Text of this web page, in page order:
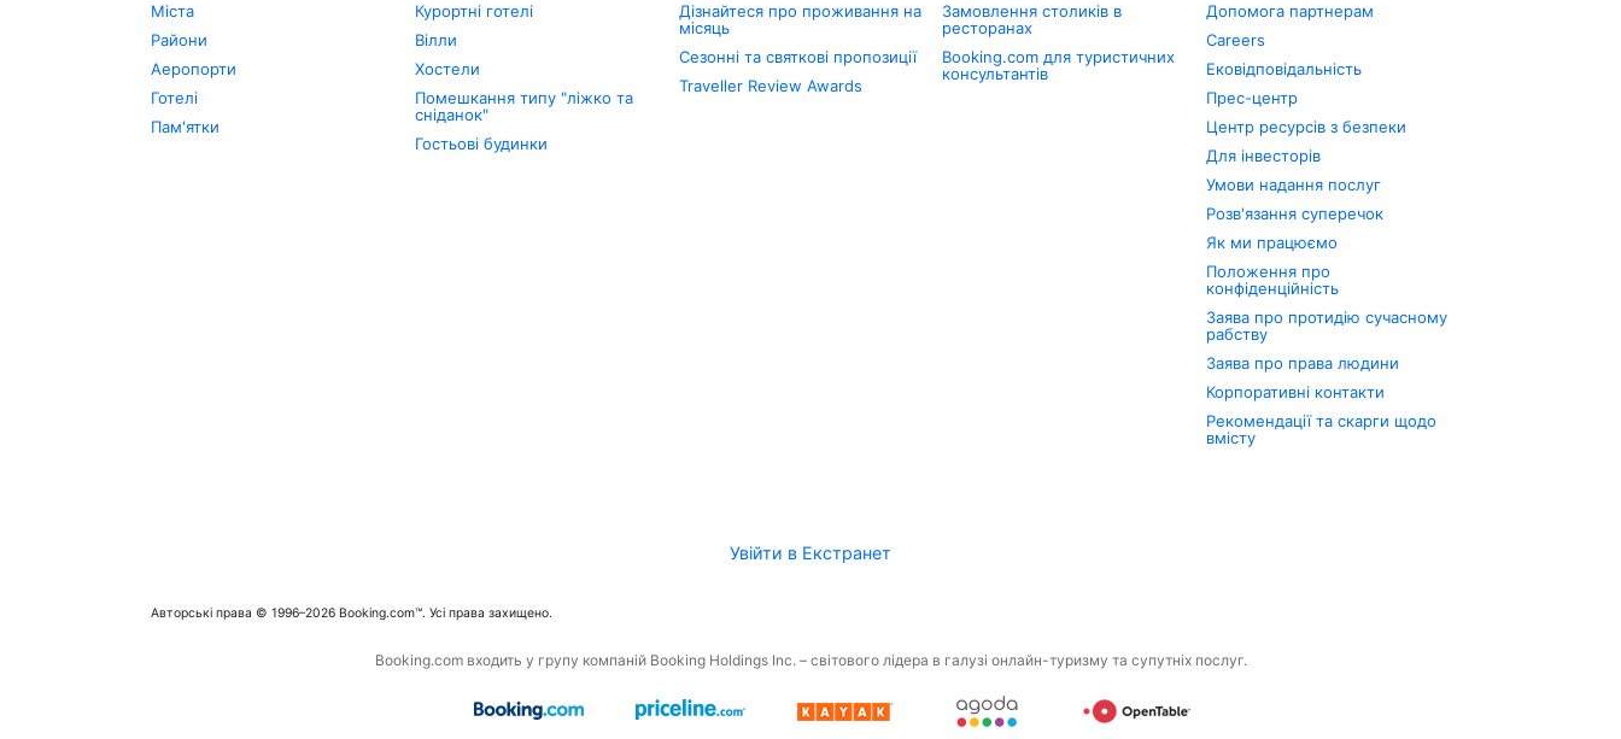
Міста
Райони
Аеропорти
Готелі
Пам'ятки
Курортні готелі
Вілли
Хостели
Помешкання типу "ліжко та
сніданок"
Гостьові будинки
Дізнайтеся про проживання на
місяць
Сезонні та святкові пропозиції
Traveller Review Awards
Замовлення столиків в
ресторанах
Booking.com для туристичних
консультантів
Допомога партнерам
Careers
Ековідповідальність
Прес-центр
Центр ресурсів з безпеки
Для інвесторів
Умови надання послуг
Розв'язання суперечок
Як ми працюємо
Положення про
конфіденційність
Заява про протидію сучасному
рабству
Заява про права людини
Корпоративні контакти
Рекомендації та скарги щодо
вмісту
Увійти в Екстранет
Авторські права © 1996–2026 Booking.com™. Усі права захищено.
Booking.com входить у групу компаній Booking Holdings Inc. – світового лідера в галузі онлайн-туризму та супутніх послуг.